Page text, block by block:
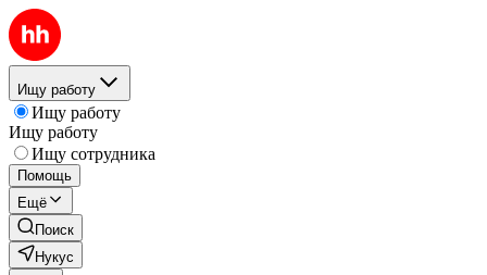
Ищу работу
Ищу работу
Ищу работу
Ищу сотрудника
Помощь
Ещё
Поиск
Нукус